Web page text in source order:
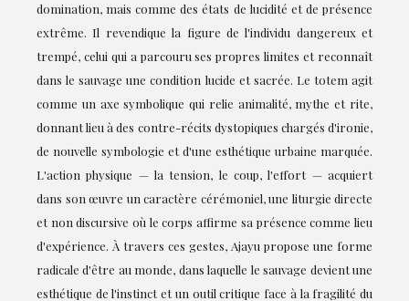
domination, mais comme des états de lucidité et de présence
extrême. Il revendique la figure de l'individu dangereux et
trempé, celui qui a parcouru ses propres limites et reconnaît
dans le sauvage une condition lucide et sacrée. Le totem agit
comme un axe symbolique qui relie animalité, mythe et rite,
donnant lieu à des contre-récits dystopiques chargés d'ironie,
de nouvelle symbologie et d'une esthétique urbaine marquée.
L'action physique — la tension, le coup, l'effort — acquiert
dans son œuvre un caractère cérémoniel, une liturgie directe
et non discursive où le corps affirme sa présence comme lieu
d'expérience. À travers ces gestes, Ajayu propose une forme
radicale d'être au monde, dans laquelle le sauvage devient une
esthétique de l'instinct et un outil critique face à la fragilité du